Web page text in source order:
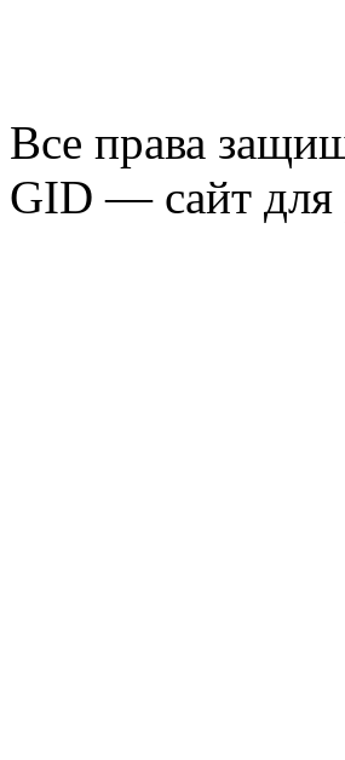
Все права
GID — сайт для